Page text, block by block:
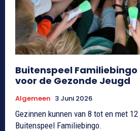
Buitenspeel
voor de Gezonde Jeugd
Algemeen 3 Juni 2026
Gezinnen kunnen van 8 tot en met
Buitenspeel Familiebingo.